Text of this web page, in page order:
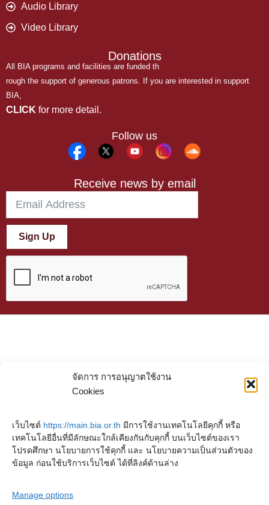
จัดการ การอนุญาตใช้งาน
Cookies
เว็บไซต์ https://main.bia.or.th มีการใช้งานเทคโนโลยีคุกกี้ หรือ
เทคโนโลยีอื่นที่มีลักษณะใกล้เคียงกันกับคุกกี้ บนเว็บไซต์ของเรา
โปรดศึกษา นโยบายการใช้คุกกี้ และ นโยบายความเป็นส่วนตัวของ
ข้อมูล ก่อนใช้บริการเว็บไซต์ ได้ที่ลิงค์ด้านล่าง
Manage options
Audio Library
Video Library
Donations
All BIA programs and facilities are funded th
rough the support of generous patrons. If you are interested in support
BIA,
CLICK for more detail.
Follow us
Receive news by email
Sign Up